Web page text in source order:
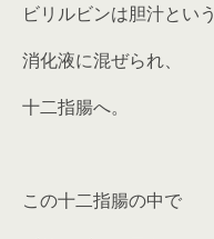
ビリルビンは胆汁という
消化液に混ぜられ、
十二指腸へ。
この十二指腸の中で